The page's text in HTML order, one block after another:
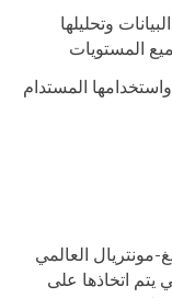
وتحليلها
المستويات
المستدام
مونتريال العالمي
يتم اتخاذها على